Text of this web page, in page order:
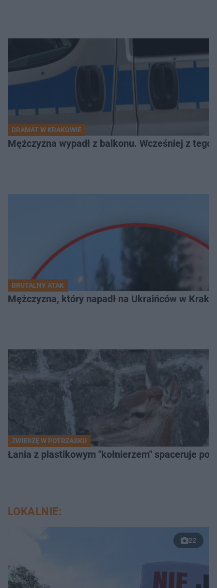
DRAMAT W KRAKOWIE
Mężczyzna wypadł z balkonu. Wcześniej z
BRUTALNY ATAK
Mężczyzna, który napadł na Ukraińców w
ZWIERZĘ W POTRZASKU
Łania z plastikowym "kołnierzem" spaceruje po
LOKALNIE:
22